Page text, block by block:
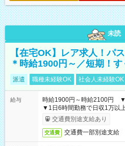
未読
【在宅OK】レア求人！パ
＊時給1900円～／短期！
派遣 職種未経験OK 社会人未経験OK
給与
時給1900円～時給2100円
▼1日6時間勤務で日収1万以
交通費別途支給あり
交通費 交通費一部別途支給